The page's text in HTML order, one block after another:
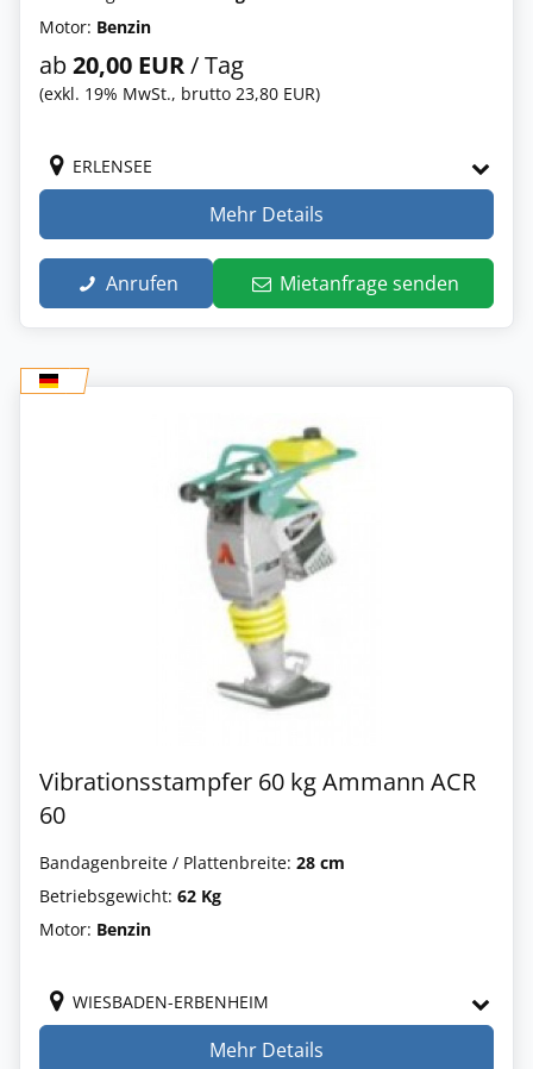
Motor: Benzin
ab20,00 EUR/ Tag
(exkl. 19% MwSt., brutto 23,80 EUR)
ERLENSEE
Mehr Details
Anrufen Mietanfrage senden
Vibrationsstampfer 60 kg Ammann ACR
60
Bandagenbreite / Plattenbreite: 28 cm
Betriebsgewicht: 62 Kg
Motor: Benzin
WIESBADEN-ERBENHEIM
Mehr Details